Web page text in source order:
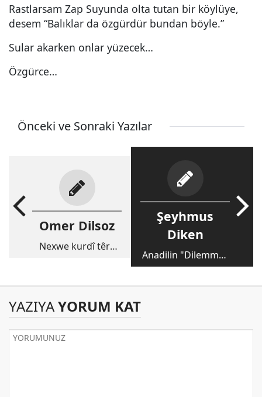
Rastlarsam Zap Suyunda olta tutan bir köylüye,
desem “Balıklar da özgürdür bundan böyle.”
Sular akarken onlar yüzecek…
Özgürce…
Önceki ve Sonraki Yazılar
Omer Dilsoz
Nexwe kurdî têra
Şeyhmus
Diken
Anadilin "Dilemma"
Hali!
YAZIYAYORUM KAT